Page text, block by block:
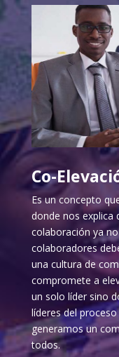
Co-
Es un concepto
donde nos explica
colaboración ya
colaboradores
una cultura de
compromete a
un solo líder sino
líderes del
generamos un
todos.